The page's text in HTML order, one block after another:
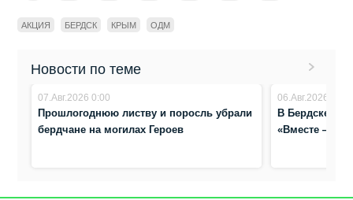
АКЦИЯ БЕРДСК КРЫМ ОДМ
Новости по теме
07.Авг.2026 0:00
Прошлогоднюю листву и поросль убрали
бердчане на могилах Героев
06.Авг.2026 8:07
В Бердске
«Вместе —